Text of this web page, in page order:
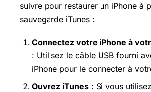
suivre pour restaurer un iPhone à
sauvegarde iTunes :
Connectez votre iPhone à
: Utilisez le câble USB fourni
iPhone pour le connecter à
Ouvrez iTunes : Si vous